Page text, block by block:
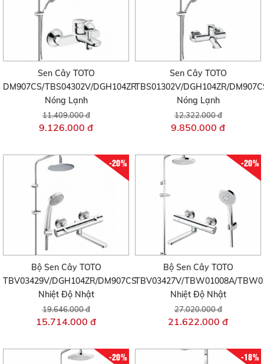
Sen Cây TOTO
DM907CS/TBS04302V/DGH104ZR
Nóng Lạnh
11.409.000 đ
9.126.000 đ
Sen Cây TOTO
TBS01302V/DGH104ZR/
Nóng Lạnh
12.322.000 đ
9.850.000 đ
-20%
Bộ Sen Cây TOTO
TBV03429V/DGH104ZR/DM907CS
Nhiệt Độ Nhật
19.646.000 đ
15.714.000 đ
-20%
Bộ Sen Cây TOTO
TBV03427V/TBW01008A/
Nhiệt Độ Nhật
27.020.000 đ
21.622.000 đ
-20% -18%